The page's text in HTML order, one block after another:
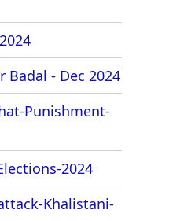
Badal - Dec 2024
Punishment-
2024
Khalistani-